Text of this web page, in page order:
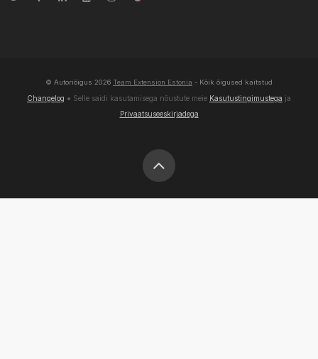
© Autoriõigus 2026 Team Extension Estonia - Kõik õigused kaitstud
Changelog ● Selle saidi kasutamisega nõustute meie Kasutustingimustega ja
Privaatsuseeskirjadega